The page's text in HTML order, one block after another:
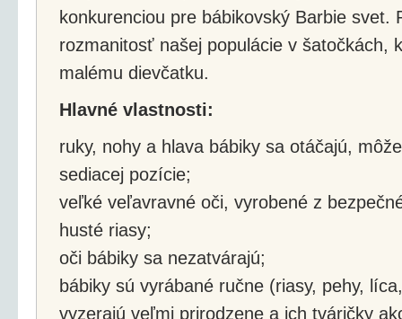
konkurenciou pre bábikovský Barbie svet.
rozmanitosť našej populácie v šatočkách,
malému dievčatku.
Hlavné vlastnosti:
ruky, nohy a hlava bábiky sa otáčajú,
sediacej pozície;
veľké veľavravné oči, vyrobené z
husté riasy;
oči bábiky sa nezatvárajú;
bábiky sú vyrábané ručne (riasy, pehy,
vyzerajú veľmi prirodzene a ich tváričky